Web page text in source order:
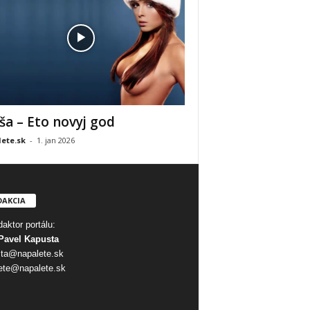
– Eto novyj god
- 1. jan 2026
portálu:
Kapusta